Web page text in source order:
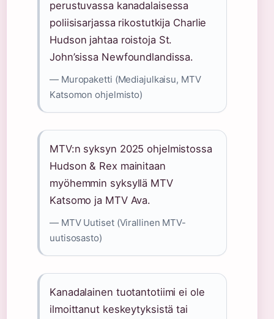
perustuvassa kanadalaisessa
poliisisarjassa rikostutkija Charlie
Hudson jahtaa roistoja St.
John’sissa Newfoundlandissa.
— Muropaketti (Mediajulkaisu, MTV
Katsomon ohjelmisto)
MTV:n syksyn 2025 ohjelmistossa
Hudson & Rex mainitaan
myöhemmin syksyllä MTV
Katsomo ja MTV Ava.
— MTV Uutiset (Virallinen MTV-
uutisosasto)
Kanadalainen tuotantotiimi ei ole
ilmoittanut keskeytyksistä tai